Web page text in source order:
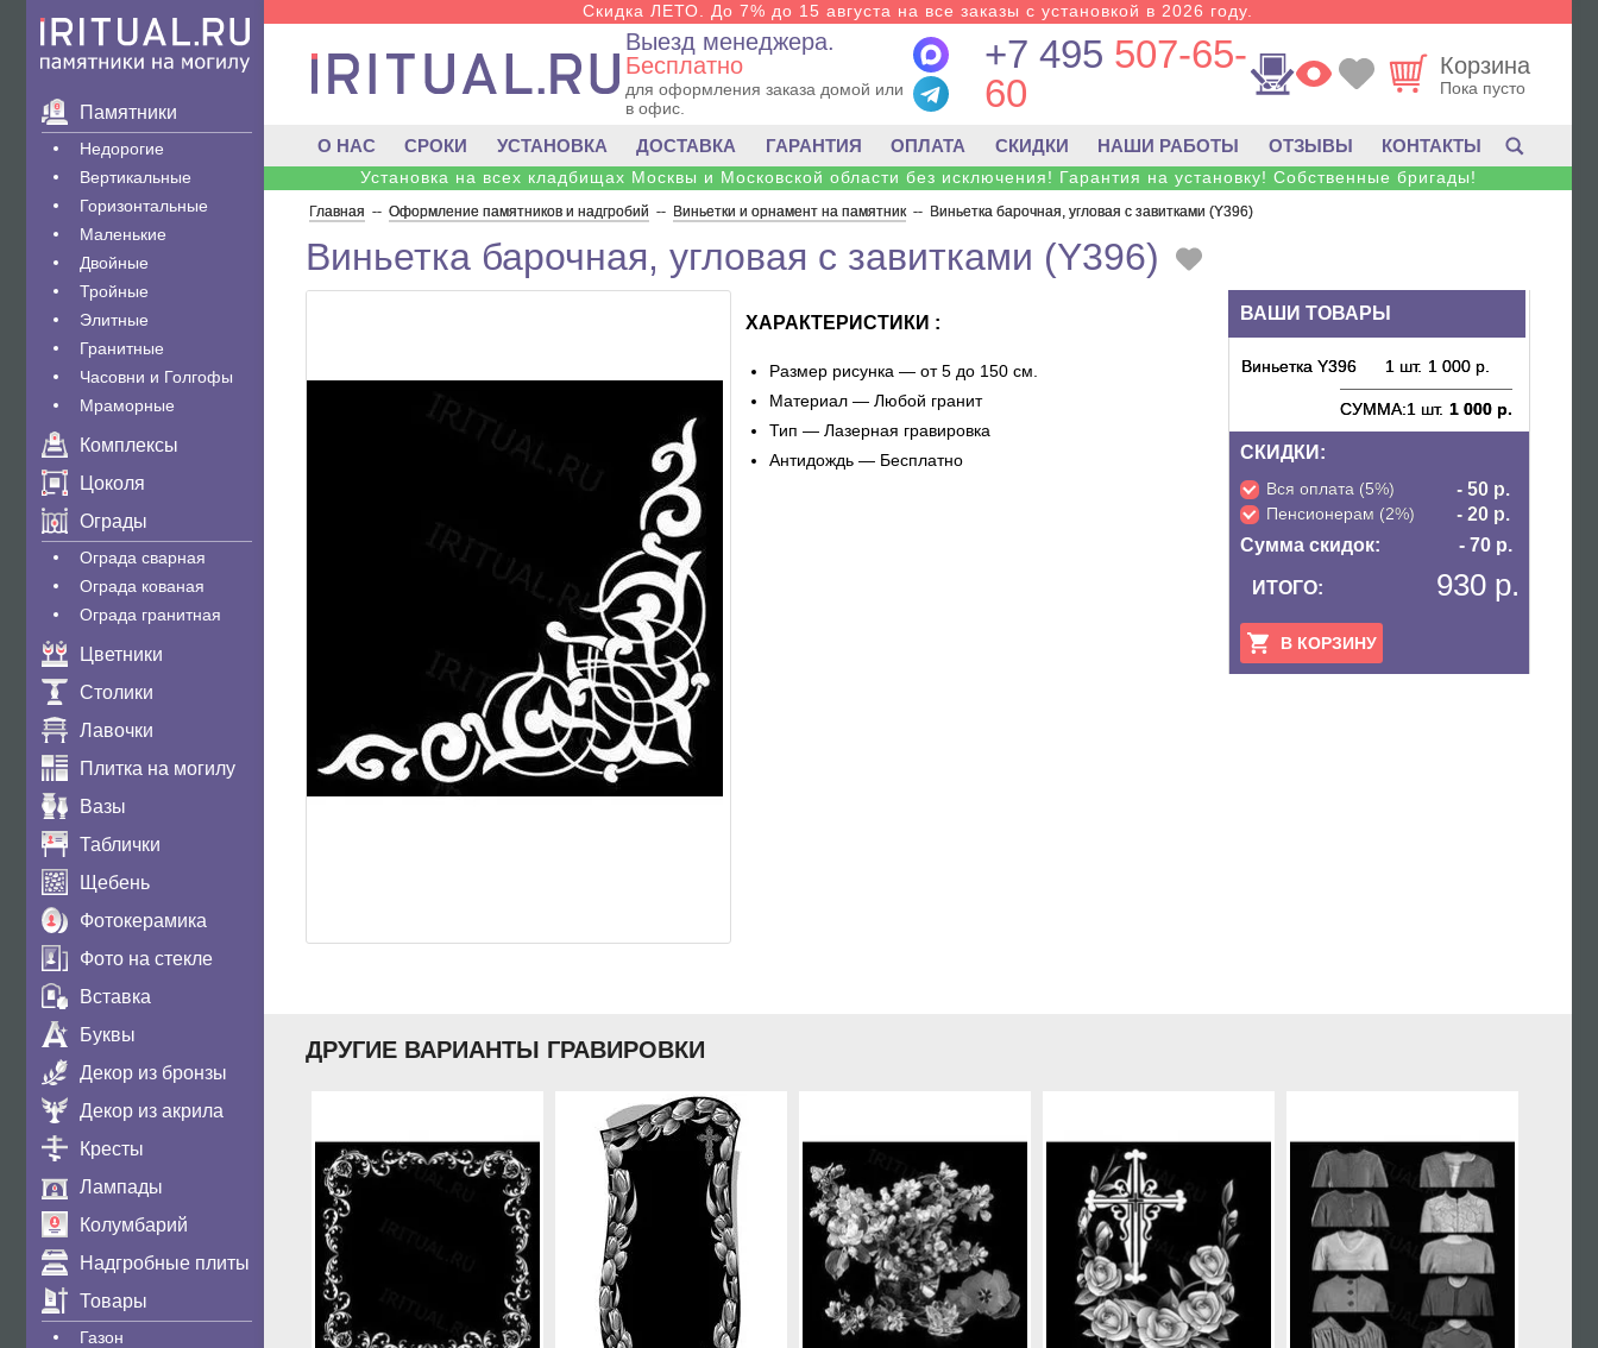
Памятники
Недорогие
Вертикальные
Горизонтальные
Маленькие
Двойные
Тройные
Элитные
Гранитные
Часовни и Голгофы
Мраморные
Комплексы
Цоколя
Ограды
Ограда сварная
Ограда кованая
Ограда гранитная
Цветники
Столики
Лавочки
Плитка на могилу
Вазы
Таблички
Щебень
Фотокерамика
Фото на стекле
Вставка
Буквы
Декор из бронзы
Декор из акрила
Кресты
Лампады
Колумбарий
Надгробные плиты
Товары
Газон
Скидка ЛЕТО. До 7% до 15 августа на все заказы с установкой в 2026 году.
Выезд менеджера.
Бесплатно
для оформления заказа домой или
в офис.
+7 495 507-65-
60
Корзина
Пока пусто
О НАС СРОКИ УСТАНОВКА ДОСТАВКА ГАРАНТИЯ ОПЛАТА СКИДКИ НАШИ РАБОТЫ ОТЗЫВЫ КОНТАКТЫ
Установка на всех кладбищах Москвы и Московской области без исключения! Гарантия на установку! Собственные бригады!
Главная -- Оформление памятников и надгробий -- Виньетки и орнамент на памятник -- Виньетка барочная, угловая с завитками (Y396)
Виньетка барочная, угловая с завитками (Y396)
ВАШИ ТОВАРЫ
Виньетка Y396 1 шт. 1 000 р.
СУММА:1 шт. 1 000 р.
СКИДКИ:
Вся оплата (5%) - 50 р.
Пенсионерам (2%)
- 20 р.
Сумма скидок:
- 70 р.
ИТОГО: 930 р.
В КОРЗИНУ
ХАРАКТЕРИСТИКИ :
Размер рисунка — от 5 до 150 см.
Материал — Любой гранит
Тип — Лазерная гравировка
Антидождь — Бесплатно
ДРУГИЕ ВАРИАНТЫ ГРАВИРОВКИ